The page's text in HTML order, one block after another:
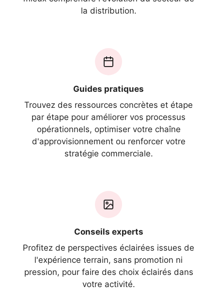
la distribution.
Guides pratiques
Trouvez des ressources concrètes et étape
par étape pour améliorer vos processus
opérationnels, optimiser votre chaîne
d'approvisionnement ou renforcer votre
stratégie commerciale.
Conseils experts
Profitez de perspectives éclairées issues de
l'expérience terrain, sans promotion ni
pression, pour faire des choix éclairés dans
votre activité.